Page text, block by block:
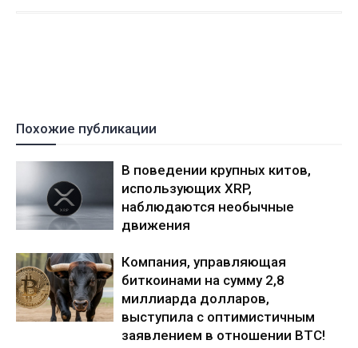
Похожие публикации
В поведении крупных китов,
использующих XRP,
наблюдаются необычные
движения
Компания, управляющая
биткоинами на сумму 2,8
миллиарда долларов,
выступила с оптимистичным
заявлением в отношении BTC!